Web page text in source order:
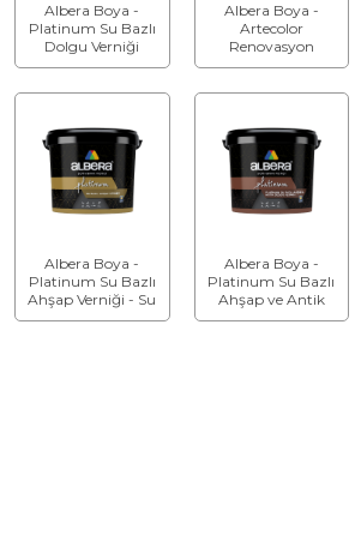
Albera Boya -
Platinum Su Bazlı
Dolgu Verniği
Albera Boya -
Artecolor
Renovasyon
Verniği - Artecolor
Albera Boya -
Platinum Su Bazlı
Ahşap Verniği - Su
Bazlı Çok Amaçlı
Albera Boya -
Platinum Su Bazlı
Ahşap ve Antik
Desen Verniği - Su